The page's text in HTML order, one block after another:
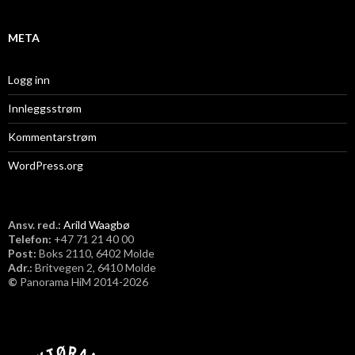
META
Logg inn
Innleggsstrøm
Kommentarstrøm
WordPress.org
Ansv. red.: Arild Waagbø
Telefon: ​+47 71 21 40 00
Post: Boks 2110, 6402 Molde
Adr.: Britvegen 2, 6410 Molde
© Panorama HiM 2014-2026